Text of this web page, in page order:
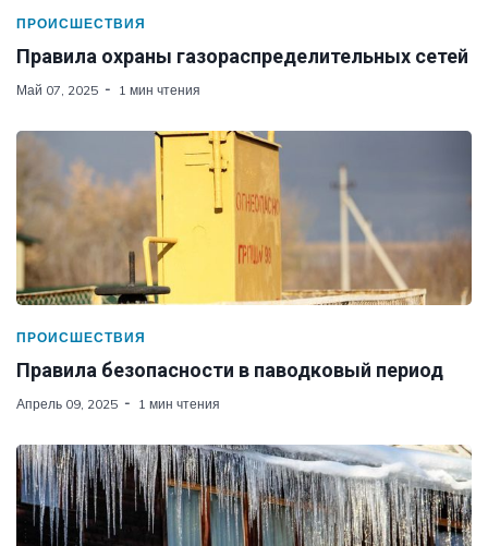
ПРОИСШЕСТВИЯ
Правила охраны газораспределительных сетей
Май 07, 2025 1 мин чтения
ПРОИСШЕСТВИЯ
Правила безопасности в паводковый период
Апрель 09, 2025 1 мин чтения